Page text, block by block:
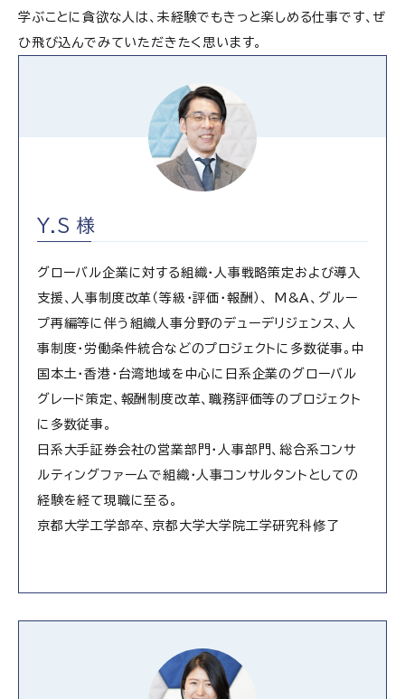
学ぶことに貪欲な人は、未経験でもきっと楽しめる仕事です、ぜ
ひ飛び込んでみていただきたく思います。
Y.S 様
グローバル企業に対する組織・人事戦略策定および導入
支援、人事制度改革（等級・評価・報酬）、 M&A、グルー
プ再編等に伴う組織人事分野のデューデリジェンス、人
事制度・労働条件統合などのプロジェクトに多数従事。中
国本土・香港・台湾地域を中心に日系企業のグローバル
グレード策定、報酬制度改革、職務評価等のプロジェクト
に多数従事。
日系大手証券会社の営業部門・人事部門、総合系コンサ
ルティングファームで組織・人事コンサルタントとしての
経験を経て現職に至る。
京都大学工学部卒、京都大学大学院工学研究科修了